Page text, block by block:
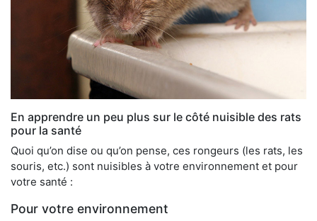
En apprendre un peu plus sur le côté nuisible des rats
pour la santé
Quoi qu’on dise ou qu’on pense, ces rongeurs (les rats, les
souris, etc.) sont nuisibles à votre environnement et pour
votre santé :
Pour votre environnement